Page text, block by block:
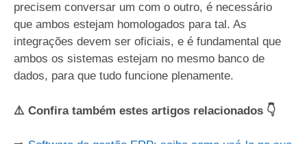
precisem conversar um com o outro, é necessário
que ambos estejam homologados para tal. As
integrações devem ser oficiais, e é fundamental que
ambos os sistemas estejam no mesmo banco de
dados, para que tudo funcione plenamente.
⚠️ Confira também estes artigos relacionados 👇